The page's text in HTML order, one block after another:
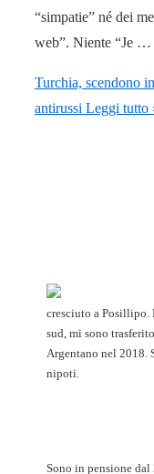
“simpatie” né dei
web”. Niente “Je …
Turchia, scendono
antirussi Leggi tutto
cresciuto a Posillipo.
sud, mi sono
Argentano nel 2018.
nipoti.
Sono in pensione